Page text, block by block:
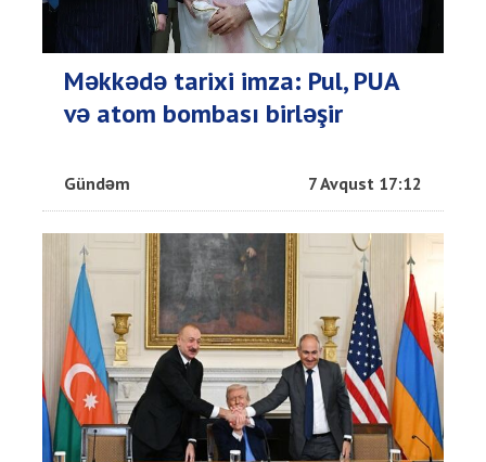
Məkkədə tarixi imza: Pul, PUA
və atom bombası birləşir
Gündəm 7 Avqust 17:12